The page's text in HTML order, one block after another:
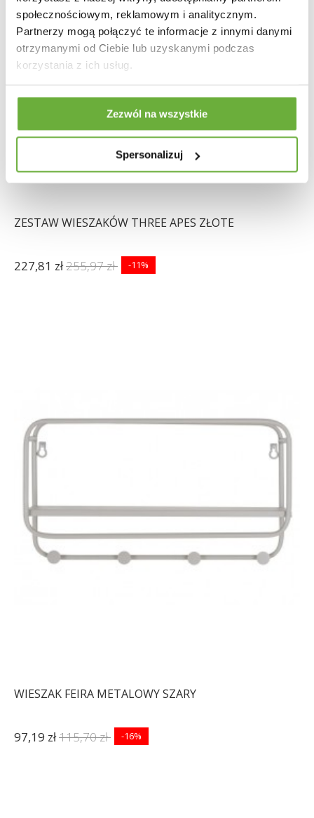
społecznościowym, reklamowym i analitycznym.
Partnerzy mogą połączyć te informacje z innymi danymi
otrzymanymi od Ciebie lub uzyskanymi podczas
korzystania z ich usług.
Zezwól na wszystkie
Spersonalizuj
ZESTAW WIESZAKÓW THREE APES ZŁOTE
227,81 zł255,97 zł -11%
WIESZAK FEIRA METALOWY SZARY
97,19 zł115,70 zł -16%